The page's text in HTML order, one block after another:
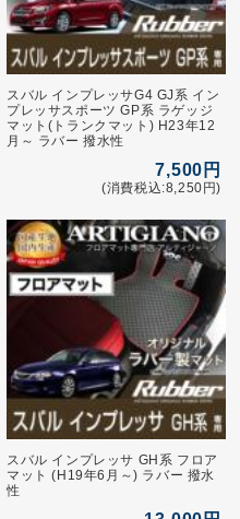
スバル インプレッサG4 GJ系 イン
プレッサスポーツ GP系 ラゲッジ
マット(トランクマット) H23年12
月～ ラバー 撥水性
7,500円
(消費税込:8,250円)
スバル インプレッサ GH系 フロア
マット (H19年6月～) ラバー 撥水
性